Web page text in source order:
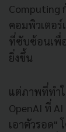
Computing
คอมพิวเตอร์
ที่ซับซ้อนเพื่
ยิ่งขึ้น
แต่ภาพที่ทำ
OpenAI ที่
เอาตัวรอด"